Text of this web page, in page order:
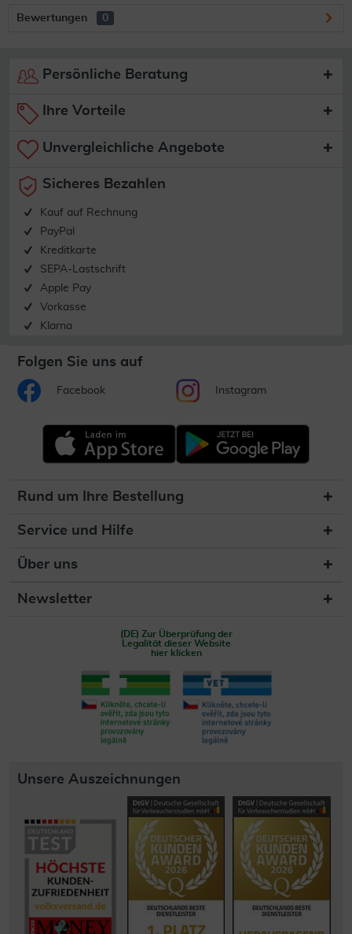
Bewertungen 0
Persönliche Beratung
Ihre Vorteile
Unvergleichliche Angebote
Sicheres Bezahlen
Kauf auf Rechnung
PayPal
Kreditkarte
SEPA-Lastschrift
Apple Pay
Vorkasse
Klarna
Folgen Sie uns auf
Facebook Instagram
Rund um Ihre Bestellung
Service und Hilfe
Über uns
Newsletter
(DE) Zur Überprüfung der
Legalität dieser Website
hier klicken
Unsere Auszeichnungen